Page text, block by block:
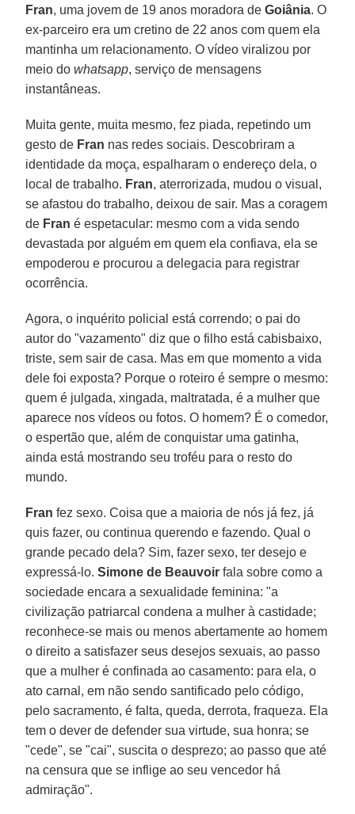
Fran, uma jovem de 19 anos moradora deGoiânia. O
ex-parceiro era um cretino de 22 anos com quem ela
mantinha um relacionamento. O vídeo viralizou por
meio dowhatsapp, serviço de mensagens
instantâneas.
Muita gente, muita mesmo, fez piada, repetindo um
gesto de Fran nas redes sociais. Descobriram a
identidade da moça, espalharam o endereço dela, o
local de trabalho. Fran, aterrorizada, mudou o visual,
se afastou do trabalho, deixou de sair. Mas a coragem
de Fran é espetacular: mesmo com a vida sendo
devastada por alguém em quem ela confiava, ela se
empoderou e procurou a delegacia para registrar
ocorrência.
Agora, o inquérito policial está correndo; o pai do
autor do "vazamento" diz que o filho está cabisbaixo,
triste, sem sair de casa. Mas em que momento a vida
dele foi exposta? Porque o roteiro é sempre o mesmo:
quem é julgada, xingada, maltratada, é a mulher que
aparece nos vídeos ou fotos. O homem? É o comedor,
o espertão que, além de conquistar uma gatinha,
ainda está mostrando seu troféu para o resto do
mundo.
Fran fez sexo. Coisa que a maioria de nós já fez, já
quis fazer, ou continua querendo e fazendo. Qual o
grande pecado dela? Sim, fazer sexo, ter desejo e
expressá-lo.Simone de Beauvoir fala sobre como a
sociedade encara a sexualidade feminina: "a
civilização patriarcal condena a mulher à castidade;
reconhece-se mais ou menos abertamente ao homem
o direito a satisfazer seus desejos sexuais, ao passo
que a mulher é confinada ao casamento: para ela, o
ato carnal, em não sendo santificado pelo código,
pelo sacramento, é falta, queda, derrota, fraqueza. Ela
tem o dever de defender sua virtude, sua honra; se
"cede", se "cai", suscita o desprezo; ao passo que até
na censura que se inflige ao seu vencedor há
admiração".